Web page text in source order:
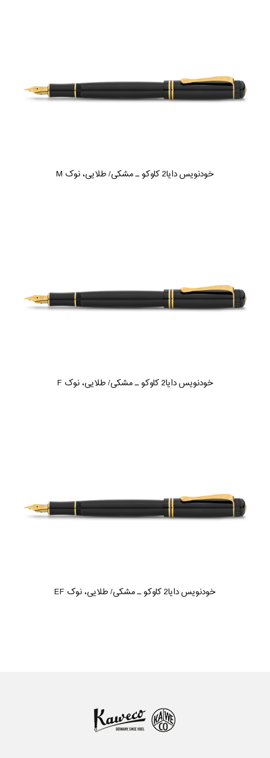
خودنویس دایا2 کاوکو ـ مشکی/ طلایی، نوک M
خودنویس دایا2 کاوکو ـ مشکی/ طلایی، نوک F
خودنویس دایا2 کاوکو ـ مشکی/ طلایی، نوک EF